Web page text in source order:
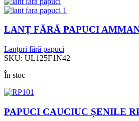
LANȚ FĂRĂ PAPUCI
Lanțuri fără papuci
SKU: UL125F1N42
În stoc
PAPUCI CAUCIUC ȘENILE